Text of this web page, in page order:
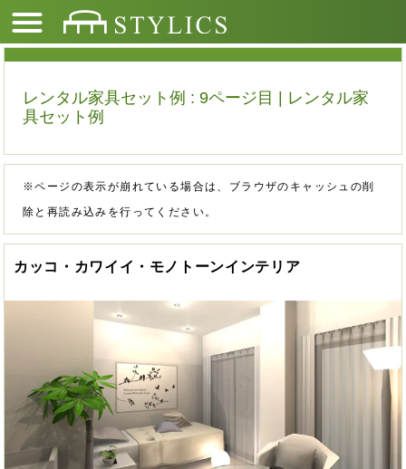
レンタル家具セット例 : 9ページ目 | レンタル家
具セット例
※ページの表示が崩れている場合は、ブラウザのキャッシュの削
除と再読み込みを行ってください。
カッコ・カワイイ・モノトーンインテリア